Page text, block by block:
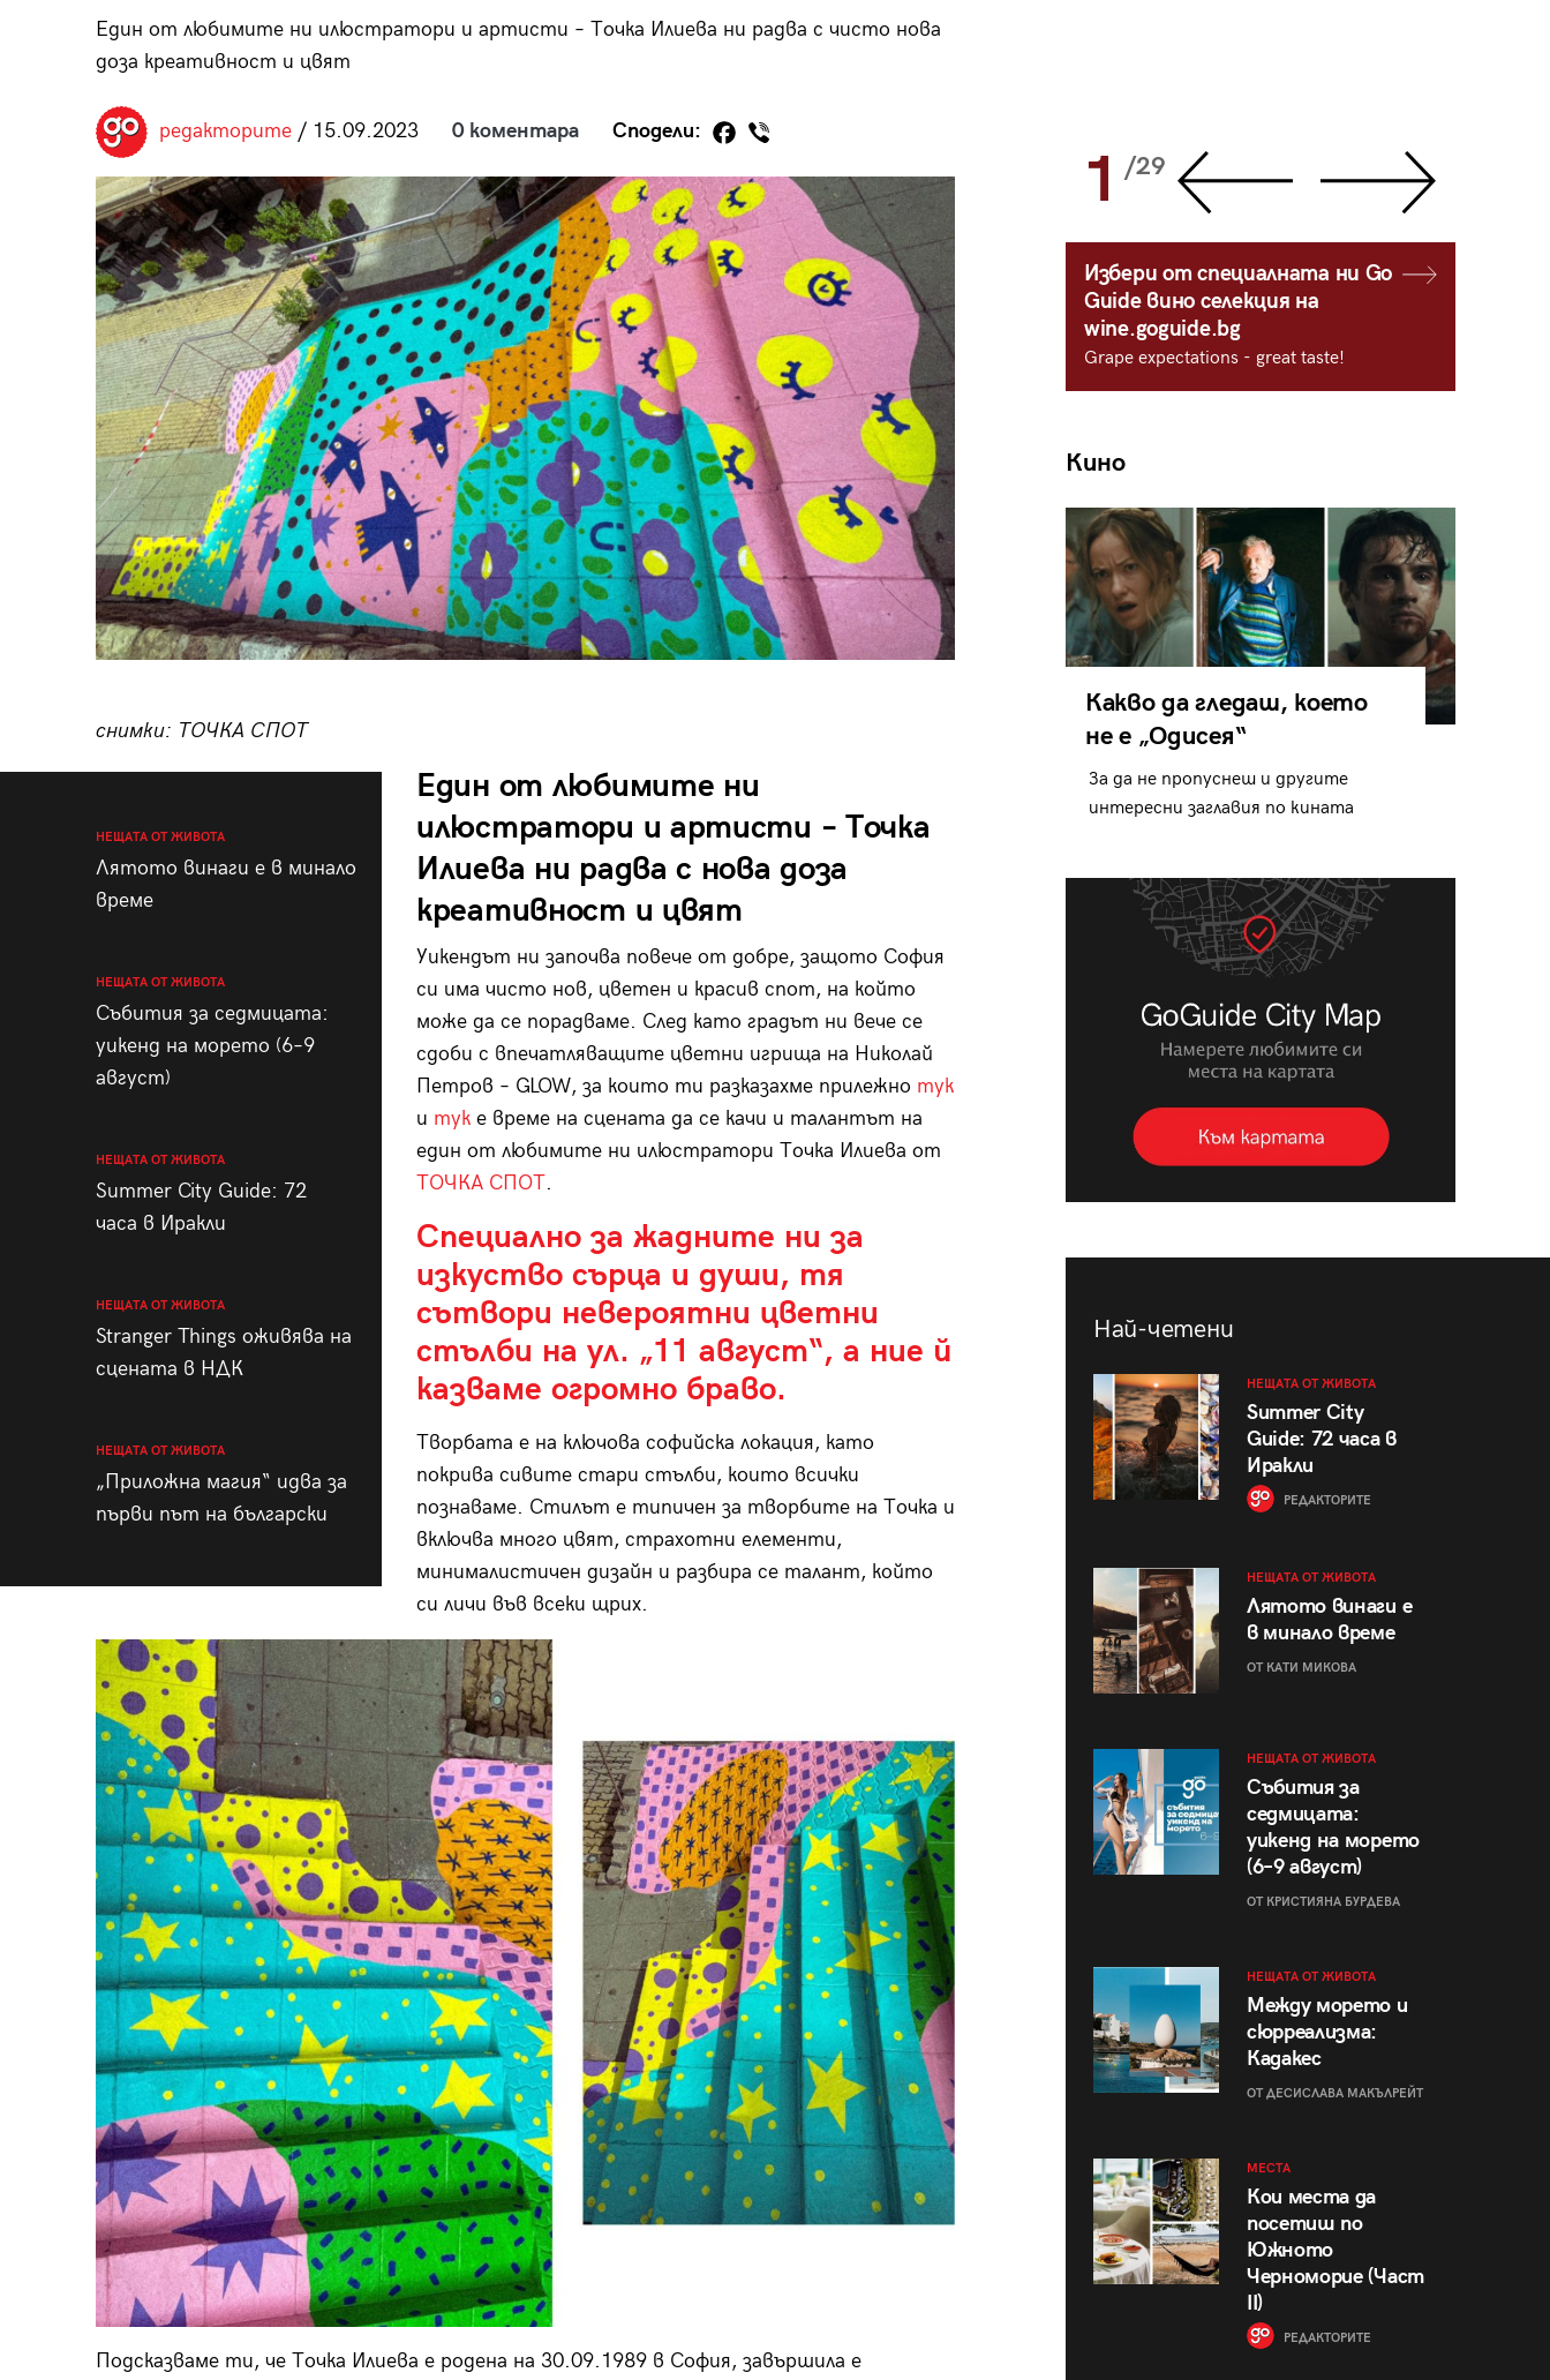
Един от любимите ни илюстратори и артисти – Точка Илиева ни радва с чисто нова
доза креативност и цвят
редакторите/ 15.09.2023 0 коментара Сподели:
снимки: ТОЧКА СПОТ
НЕЩАТА ОТ ЖИВОТА
Лятото винаги е в минало
време
НЕЩАТА ОТ ЖИВОТА
Събития за седмицата:
уикенд на морето (6–9
август)
НЕЩАТА ОТ ЖИВОТА
Summer City Guide: 72
часа в Иракли
НЕЩАТА ОТ ЖИВОТА
Stranger Things оживява на
сцената в НДК
НЕЩАТА ОТ ЖИВОТА
„Приложна магия“ идва за
първи път на български
Един от любимите ни
илюстратори и артисти – Точка
Илиева ни радва с нова доза
креативност и цвят
Уикендът ни започва повече от добре, защото София
си има чисто нов, цветен и красив спот, на който
може да се порадваме. След като градът ни вече се
сдоби с впечатляващите цветни игрища на Николай
Петров – GLOW, за които ти разказахме прилежно тук
и тук е време на сцената да се качи и талантът на
един от любимите ни илюстратори Точка Илиева от
ТОЧКА СПОТ.
Специално за жадните ни за
изкуство сърца и души, тя
сътвори невероятни цветни
стълби на ул. „11 август“, а ние й
казваме огромно браво.
Творбата е на ключова софийска локация, като
покрива сивите стари стълби, които всички
познаваме. Стилът е типичен за творбите на Точка и
включва много цвят, страхотни елементи,
минималистичен дизайн и разбира се талант, който
си личи във всеки щрих.
Подсказваме ти, че Точка Илиева е родена на 30.09.1989 в София, завършила е
28 29 1 /29
Избери от специалната ни Go
Guide вино селекция на
wine.goguide.bg
Grape expectations - great taste!
Кино
Какво да гледаш, което
не е „Одисея“
За да не пропуснеш и другите
интересни заглавия по кината
Най-четени
НЕЩАТА ОТ ЖИВОТА
Summer City
Guide: 72 часа в
Иракли
РЕДАКТОРИТЕ
НЕЩАТА ОТ ЖИВОТА
Лятото винаги е
в минало време
ОТ КАТИ МИКОВА
НЕЩАТА ОТ ЖИВОТА
Събития за
седмицата:
уикенд на морето
(6–9 август)
ОТ КРИСТИЯНА БУРДЕВА
НЕЩАТА ОТ ЖИВОТА
Между морето и
сюрреализма:
Кадакес
ОТ ДЕСИСЛАВА МАКЪЛРЕЙТ
МЕСТА
Кои места да
посетиш по
Южното
Черноморие (Част
II)
РЕДАКТОРИТЕ